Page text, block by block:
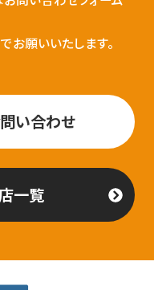
願いいたします。
い合わせ
一覧